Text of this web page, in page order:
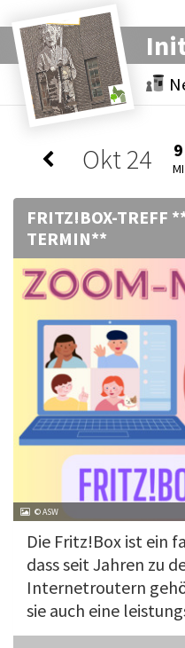
Okt24 9
MI
FRITZ!BOX-TREFF
TERMIN**
© ASW
Die Fritz!Box ist ein
dass seit Jahren zu
Internetroutern
sie auch eine